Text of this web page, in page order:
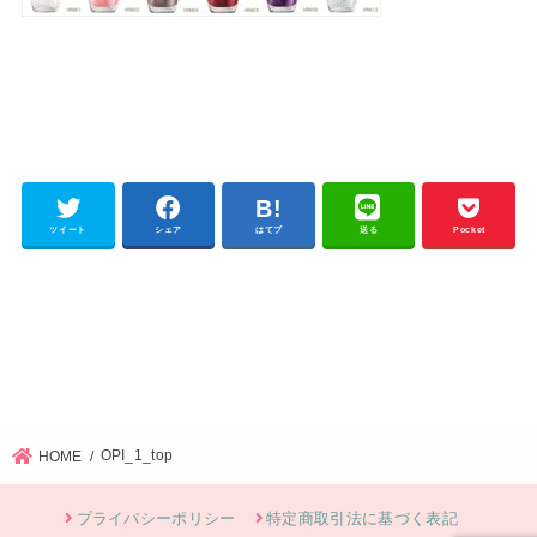
ツイート シェア はてブ 送る Pocket
HOME OPI_1_top
プライバシーポリシー 特定商取引法に基づく表記